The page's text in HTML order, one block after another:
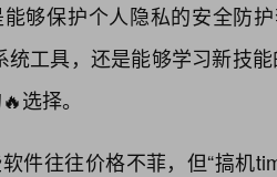
够保护个人隐私的安全防
统工具，还是能够学习新技
选择。
件往往价格不菲，但“搞机